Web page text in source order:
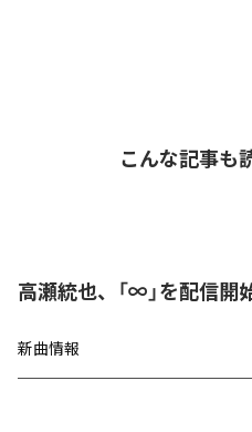
こんな記事も
高瀬統也、「∞」を配信開
新曲情報